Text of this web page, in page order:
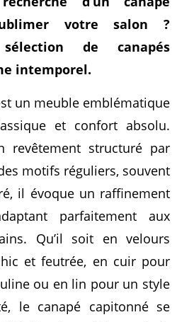
votre salon ?
de canapés
intemporel.
un meuble emblématique
et confort absolu.
revêtement structuré par
motifs réguliers, souvent
il évoque un raffinement
parfaitement aux
Qu’il soit en velours
et feutrée, en cuir pour
ou en lin pour un style
le canapé capitonné se